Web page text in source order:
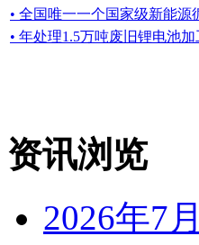
• 全国唯一一个国家级新能源
• 年处理1.5万吨废旧锂电池
资讯浏览
2026年7